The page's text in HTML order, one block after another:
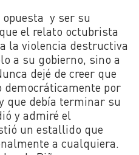
y ser su
el relato octubrista
la violencia destructiva
a su gobierno, sino a
dejé de creer que
democráticamente por
que debía terminar su
y admiré el
un estallido que
a cualquiera.